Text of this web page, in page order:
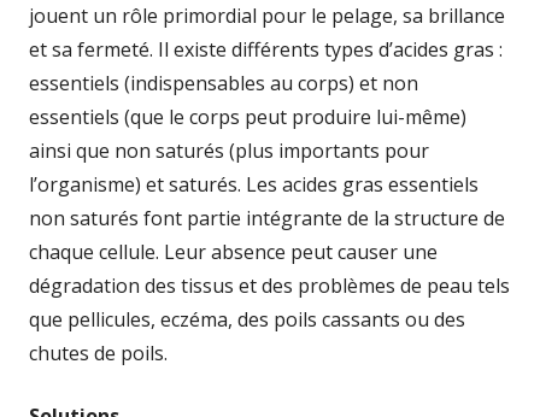
jouent un rôle primordial pour le pelage, sa brillance
et sa fermeté. Il existe différents types d’acides gras :
essentiels (indispensables au corps) et non
essentiels (que le corps peut produire lui-même)
ainsi que non saturés (plus importants pour
l’organisme) et saturés. Les acides gras essentiels
non saturés font partie intégrante de la structure de
chaque cellule. Leur absence peut causer une
dégradation des tissus et des problèmes de peau tels
que pellicules, eczéma, des poils cassants ou des
chutes de poils.